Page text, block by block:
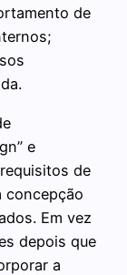
de
e
de
concepção
Em vez
depois que
a